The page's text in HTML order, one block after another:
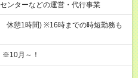
ンターなどの運営・代行事業
休憩1時間) ※16時までの時短勤務も
月～！